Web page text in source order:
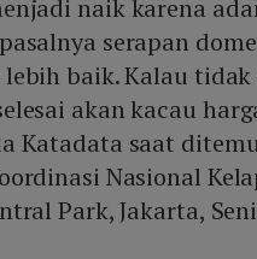
naik karena
serapan
baik. Kalau tidak
akan kacau
Katadata saat
Nasional
Park, Jakarta,